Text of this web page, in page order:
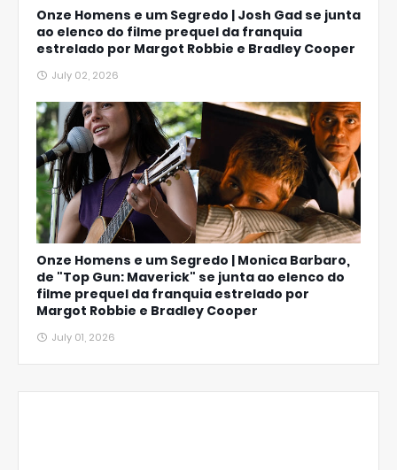
Onze Homens e um Segredo | Josh Gad se junta
ao elenco do filme prequel da franquia
estrelado por Margot Robbie e Bradley Cooper
July 02, 2026
Onze Homens e um Segredo | Monica Barbaro,
de "Top Gun: Maverick" se junta ao elenco do
filme prequel da franquia estrelado por
Margot Robbie e Bradley Cooper
July 01, 2026